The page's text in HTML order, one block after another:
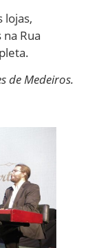
lojas,
Rua
de Medeiros.